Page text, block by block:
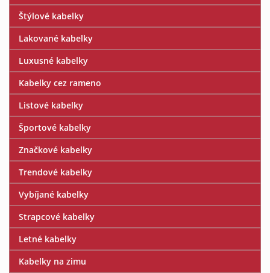
Štýlové kabelky
Lakované kabelky
Luxusné kabelky
Kabelky cez rameno
Listové kabelky
Športové kabelky
Značkové kabelky
Trendové kabelky
Vybíjané kabelky
Strapcové kabelky
Letné kabelky
Kabelky na zimu